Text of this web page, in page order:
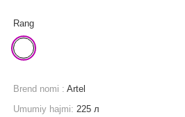
Rang
Brend nomi :Artel
Umumiy hajmi:225 л